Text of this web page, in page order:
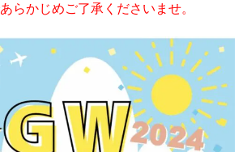
らかじめご了承くださいませ。